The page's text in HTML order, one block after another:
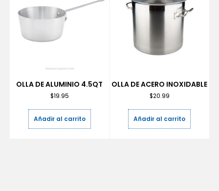
OLLA DE ALUMINIO 4.5QT
$19.95
Añadir al carrito
OLLA DE ACERO INOXIDABLE
$20.99
Añadir al carrito